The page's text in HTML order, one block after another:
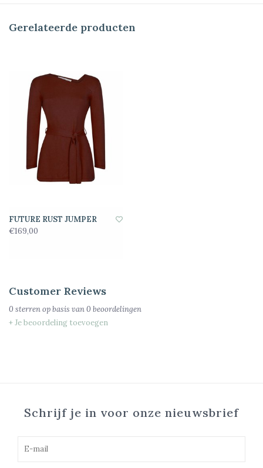
Gerelateerde producten
FUTURE RUST JUMPER
€169,00
Customer Reviews
0 sterren op basis van0 beoordelingen
+ Je beoordeling toevoegen
Schrijf je in voor onze nieuwsbrief